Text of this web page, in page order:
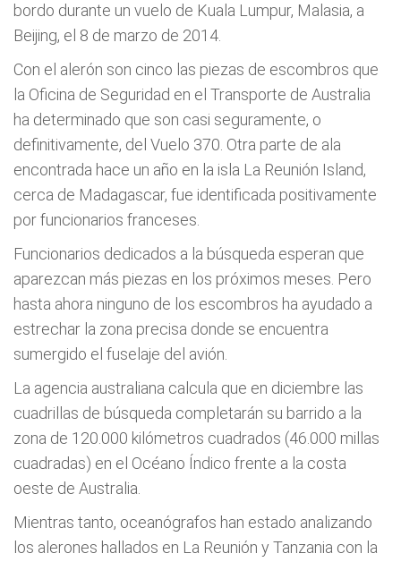
bordo durante un vuelo de Kuala Lumpur, Malasia, a
Beijing, el 8 de marzo de 2014.
Con el alerón son cinco las piezas de escombros que
la Oficina de Seguridad en el Transporte de Australia
ha determinado que son casi seguramente, o
definitivamente, del Vuelo 370. Otra parte de ala
encontrada hace un año en la isla La Reunión Island,
cerca de Madagascar, fue identificada positivamente
por funcionarios franceses.
Funcionarios dedicados a la búsqueda esperan que
aparezcan más piezas en los próximos meses. Pero
hasta ahora ninguno de los escombros ha ayudado a
estrechar la zona precisa donde se encuentra
sumergido el fuselaje del avión.
La agencia australiana calcula que en diciembre las
cuadrillas de búsqueda completarán su barrido a la
zona de 120.000 kilómetros cuadrados (46.000 millas
cuadradas) en el Océano Índico frente a la costa
oeste de Australia.
Mientras tanto, oceanógrafos han estado analizando
los alerones hallados en La Reunión y Tanzania con la